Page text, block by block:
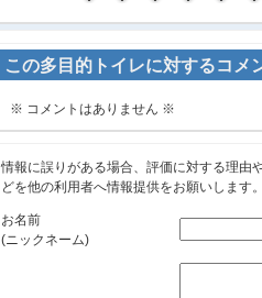
この多目的トイレに対するコメ
※ コメントはありません ※
情報に誤りがある場合、評価に対する理由
どを他の利用者へ情報提供をお願いします
お名前
(ニックネーム)